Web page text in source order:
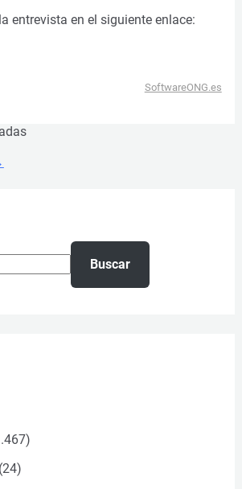
entrevista en el siguiente enlace:
SoftwareONG.es
Buscar
(24)